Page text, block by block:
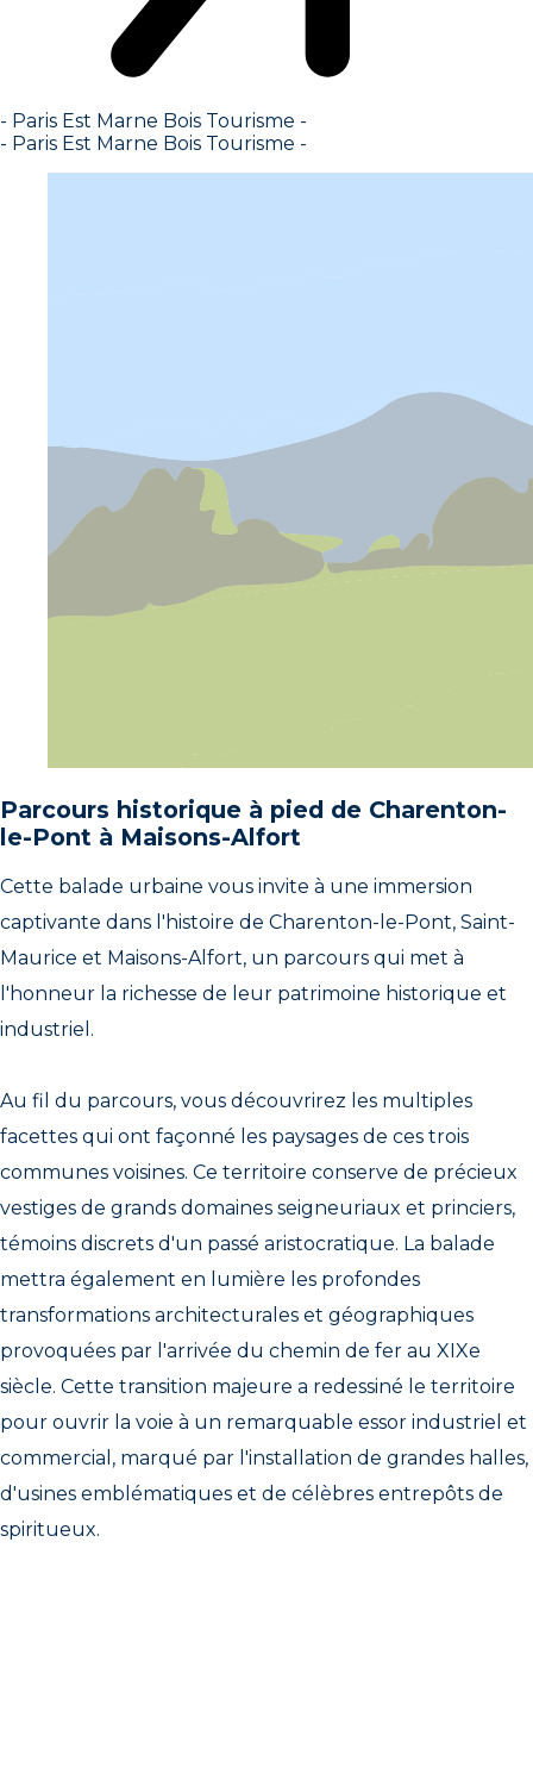
- Paris Est Marne Bois Tourisme -
- Paris Est Marne Bois Tourisme -
Parcours historique à pied de Charenton-
le-Pont à Maisons-Alfort
Cette balade urbaine vous invite à une immersion
captivante dans l'histoire de Charenton-le-Pont, Saint-
Maurice et Maisons-Alfort, un parcours qui met à
l'honneur la richesse de leur patrimoine historique et
industriel.
Au fil du parcours, vous découvrirez les multiples
facettes qui ont façonné les paysages de ces trois
communes voisines. Ce territoire conserve de précieux
vestiges de grands domaines seigneuriaux et princiers,
témoins discrets d'un passé aristocratique. La balade
mettra également en lumière les profondes
transformations architecturales et géographiques
provoquées par l'arrivée du chemin de fer au XIXe
siècle. Cette transition majeure a redessiné le territoire
pour ouvrir la voie à un remarquable essor industriel et
commercial, marqué par l'installation de grandes halles,
d'usines emblématiques et de célèbres entrepôts de
spiritueux.